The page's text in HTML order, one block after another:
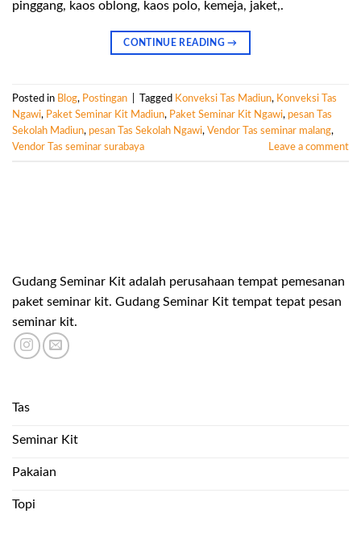
pinggang, kaos oblong, kaos polo, kemeja, jaket,.
CONTINUE READING→
Posted in Blog, Postingan Tagged Konveksi Tas Madiun, Konveksi Tas
Ngawi, Paket Seminar Kit Madiun, Paket Seminar Kit Ngawi, pesan Tas
Sekolah Madiun, pesan Tas Sekolah Ngawi, Vendor Tas seminar malang,
Vendor Tas seminar surabaya
Leave a comment
Gudang Seminar Kit adalah perusahaan tempat pemesanan
paket seminar kit. Gudang Seminar Kit tempat tepat pesan
seminar kit.
Tas
Seminar Kit
Pakaian
Topi